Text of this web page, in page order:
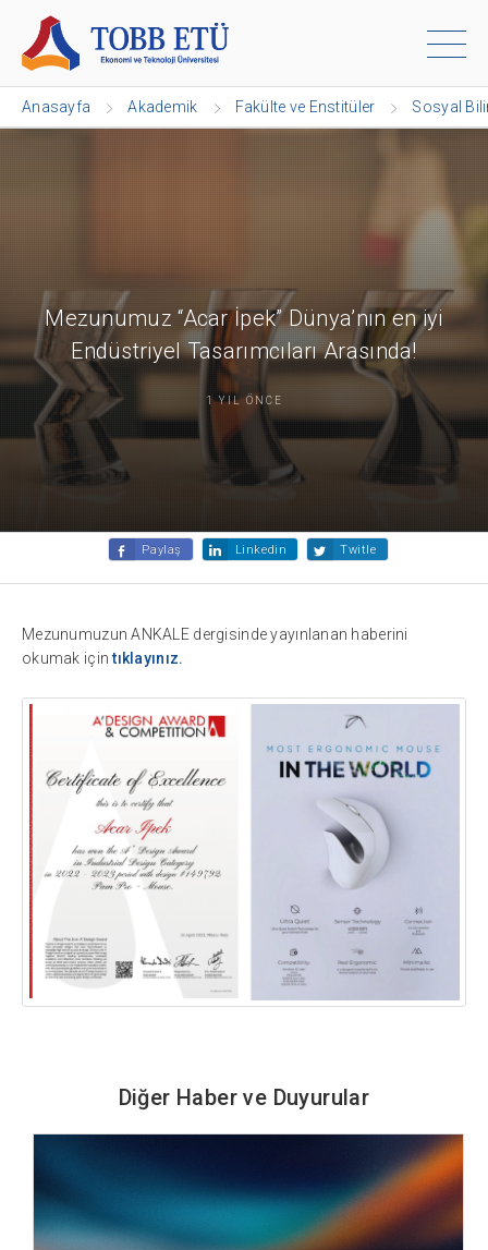
Anasayfa Akademik Fakülte ve Enstitüler Sosyal
Mezunumuz “Acar İpek” Dünya’nın en iyi
Endüstriyel Tasarımcıları Arasında!
1 YIL ÖNCE
Paylaş Linkedin Twitle
Mezunumuzun ANKALE dergisinde yayınlanan haberini
okumak içintıklayınız.
Diğer Haber ve Duyurular